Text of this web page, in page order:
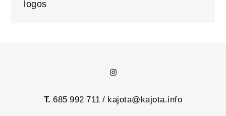
logos
Instagram
T. 685 992 711 / kajota@kajota.info